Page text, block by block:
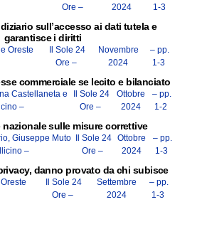
Ore –
2024
1-3
sull’accesso ai dati tutela e
garantisce i diritti
Oreste
Il Sole 24
Ore –
Novembre
2024
– pp.
1-3
commerciale se lecito e bilanciato
Castellaneta e
–
Il Sole 24
Ore –
Ottobre
2024
– pp.
1-2
nazionale sulle misure correttive
Giuseppe Muto
–
Il Sole 24
Ore –
Ottobre
2024
– pp.
1-3
danno provato da chi subisce
Il Sole 24
Ore –
Settembre
2024
– pp.
1-3